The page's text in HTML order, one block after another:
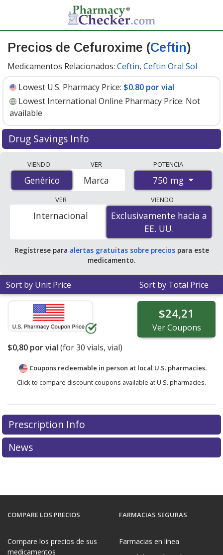
Precios de Cefuroxime (Ceftin)
Medicamentos Relacionados: Ceftin, Ceftin Oral Sol
Lowest U.S. Pharmacy Price: $0.80 por vial
Lowest International Online Pharmacy Price: Not
available
Drug Savings Info
U.S. pharmacies start at$0.80 por vialfor 30 vials. You
save 56% off the average U.S. pharmacy retail price of
$1.83 per vial for 30 vials. Enter your ZIP Code to
compare discount generic Ceftin (cefuroxime) coupon
prices in your area.
VIENDO
Genérico
Genérico
VER
Marca
POTENCIA
750 mg
VER
Exclusivamente hacia a
EE. UU.
Internacional
VIENDO
Exclusivamente hacia a
EE. UU.
Regístrese para alertas gratuitas sobre preciospara este
medicamento.
Sort by Unit Price Sort by Total Price
$24,21
VerCoupons
$0,80 por vial (for30 vials, vial)
Coupons redeemable in person at local U.S. pharmacies.
Click to compare discount coupons available at U.S. pharmacies.
Prescription Info
News
COMPARE LOS PRECIOS
Compare los precios de sus
medicamentos
FARMACIAS SEGURAS
Farmacias en línea